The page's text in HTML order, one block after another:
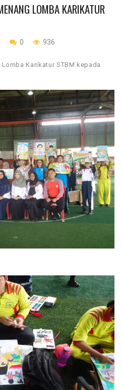
LOMBA KARIKATUR
0 936
Karikatur STBM kepada